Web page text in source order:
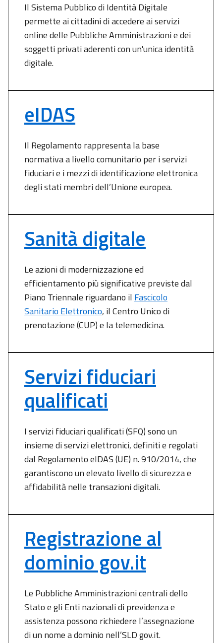
Il Sistema Pubblico di Identità Digitale
permette ai cittadini di accedere ai servizi
online delle Pubbliche Amministrazioni e dei
soggetti privati aderenti con un'unica identità
digitale.
eIDAS
Il Regolamento rappresenta la base
normativa a livello comunitario per i servizi
fiduciari e i mezzi di identificazione elettronica
degli stati membri dell’Unione europea.
Sanità digitale
Le azioni di modernizzazione ed
efficientamento più significative previste dal
Piano Triennale riguardano il Fascicolo
Sanitario Elettronico, il Centro Unico di
prenotazione (CUP) e la telemedicina.
Servizi fiduciari
qualificati
I servizi fiduciari qualificati (SFQ) sono un
insieme di servizi elettronici, definiti e regolati
dal Regolamento eIDAS (UE) n. 910/2014, che
garantiscono un elevato livello di sicurezza e
affidabilità nelle transazioni digitali.
Registrazione al
dominio gov.it
Le Pubbliche Amministrazioni centrali dello
Stato e gli Enti nazionali di previdenza e
assistenza possono richiedere l’assegnazione
di un nome a dominio nell’SLD gov.it.